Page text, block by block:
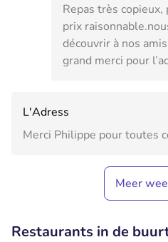
Repas très copieux,
prix
découvrir à nos
grand merci pour
L'Adress
Merci Philippe pour toutes
Meer
Restaurants in de